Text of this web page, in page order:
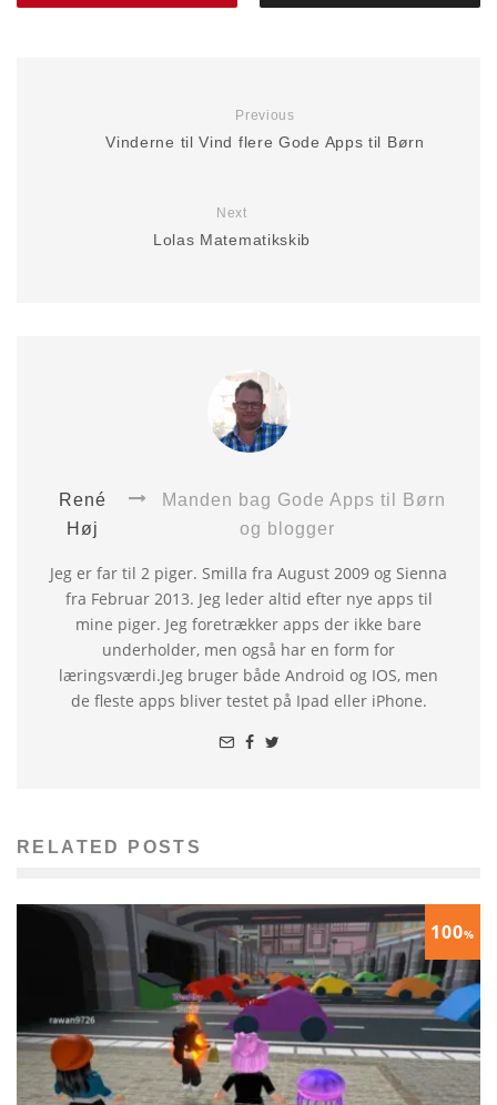
Previous
Vinderne til Vind flere Gode Apps til Børn
Next
Lolas Matematikskib
René
Høj
Manden bag Gode Apps til Børn
og blogger
Jeg er far til 2 piger. Smilla fra August 2009 og Sienna
fra Februar 2013. Jeg leder altid efter nye apps til
mine piger. Jeg foretrækker apps der ikke bare
underholder, men også har en form for
læringsværdi.Jeg bruger både Android og IOS, men
de fleste apps bliver testet på Ipad eller iPhone.
RELATED POSTS
100%